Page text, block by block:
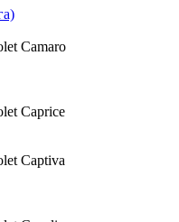
Camaro
Caprice
Captiva